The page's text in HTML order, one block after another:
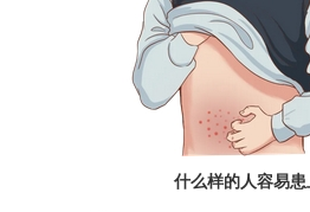
什么样的人容易患